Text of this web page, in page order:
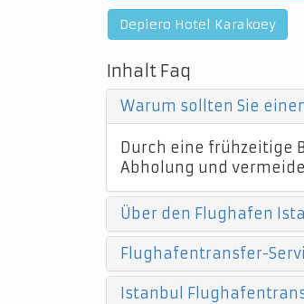
Depiero Hotel Karakoey
Inhalt Faq
Warum sollten Sie
Durch eine frühzeitige
Abholung und
Über den Flughafen
Flughafentransfer-
Istanbul